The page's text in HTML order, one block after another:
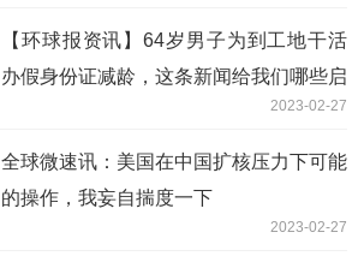
【环球报资讯】64岁男子为到工地干活
办假身份证减龄，这条新闻给我们哪些启
2023-02-27
全球微速讯：美国在中国扩核压力下可能
的操作，我妄自揣度一下
2023-02-27